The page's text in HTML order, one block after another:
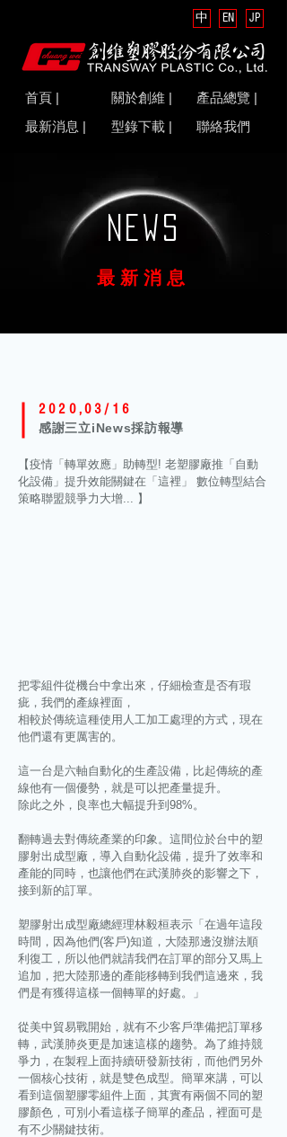
NEWS
最新消息
2020,03/16
感謝三立iNews採訪報導
【疫情「轉單效應」助轉型! 老塑膠廠推「自動
化設備」提升效能關鍵在「這裡」 數位轉型結合
策略聯盟競爭力大增... 】
把零組件從機台中拿出來，仔細檢查是否有瑕
疵，我們的產線裡面，
相較於傳統這種使用人工加工處理的方式，現在
他們還有更厲害的。
這一台是六軸自動化的生產設備，比起傳統的產
線他有一個優勢，就是可以把產量提升。
除此之外，良率也大幅提升到98%。
翻轉過去對傳統產業的印象。這間位於台中的塑
膠射出成型廠，導入自動化設備，提升了效率和
產能的同時，也讓他們在武漢肺炎的影響之下，
接到新的訂單。
塑膠射出成型廠總經理林毅桓表示「在過年這段
時間，因為他們(客戶)知道，大陸那邊沒辦法順
利復工，所以他們就請我們在訂單的部分又馬上
追加，把大陸那邊的產能移轉到我們這邊來，我
們是有獲得這樣一個轉單的好處。」
從美中貿易戰開始，就有不少客戶準備把訂單移
轉，武漢肺炎更是加速這樣的趨勢。為了維持競
爭力，在製程上面持續研發新技術，而他們另外
一個核心技術，就是雙色成型。簡單來講，可以
看到這個塑膠零組件上面，其實有兩個不同的塑
膠顏色，可別小看這樣子簡單的產品，裡面可是
有不少關鍵技術。
首頁 | 關於創維 |
產品總覽 |
最新消息 |
型錄下載 | 聯絡我們
中 EN JP